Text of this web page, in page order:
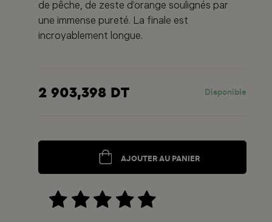
de pêche, de zeste d’orange soulignés par
une immense pureté. La finale est
incroyablement longue.
2 903,398 DT Disponible
AJOUTER AU PANIER